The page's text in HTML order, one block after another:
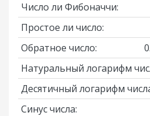
Число ли Фибоначчи:
Простое ли число:
Обратное число:
Натуральный логарифм
Десятичный логарифм
Синус числа: